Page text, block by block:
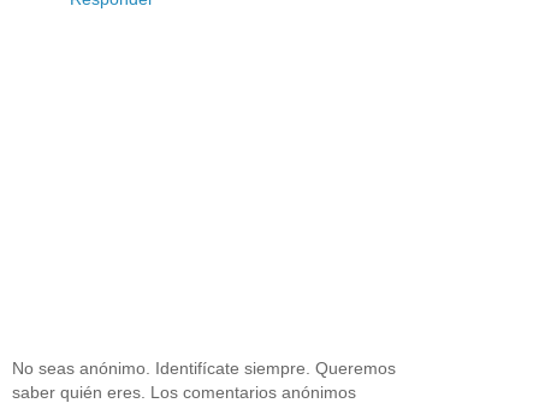
No seas anónimo. Identifícate siempre. Queremos
saber quién eres. Los comentarios anónimos